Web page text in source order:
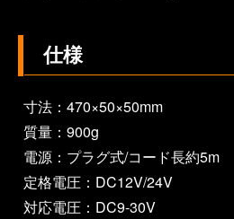
仕様
寸法：470×50×50mm
質量：900g
電源：プラグ式/コード長約5m
定格電圧：DC12V/24V
対応電圧：DC9-30V